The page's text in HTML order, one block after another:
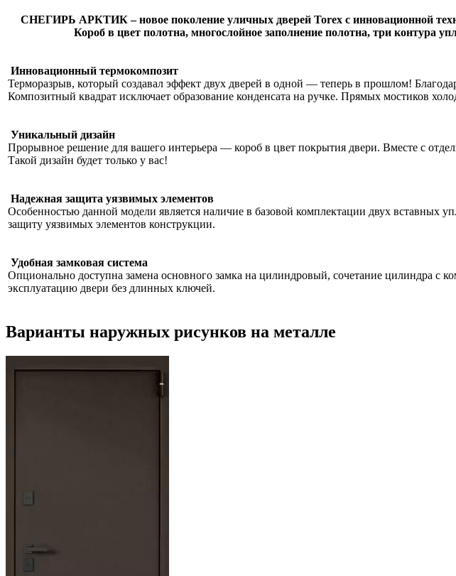
СНЕГИРЬ АРКТИК – новое поколение уличных дверей Torex с инновационной
Короб в цвет полотна, многослойное заполнение полотна, три контура
Инновационный термокомпозит
Терморазрыв, который создавал эффект двух дверей в одной — теперь в прошлом!
Композитный квадрат исключает образование конденсата на ручке. Прямых мостиков
Уникальный дизайн
Прорывное решение для вашего интерьера — короб в цвет покрытия двери. Вместе с
Такой дизайн будет только у вас!
Надежная защита уязвимых элементов
Особенностью данной модели является наличие в базовой комплектации двух вставных
защиту уязвимых элементов конструкции.
Удобная замковая система
Опционально доступна замена основного замка на цилиндровый, сочетание цилиндра с
эксплуатацию двери без длинных ключей.
Варианты наружных рисунков на металле